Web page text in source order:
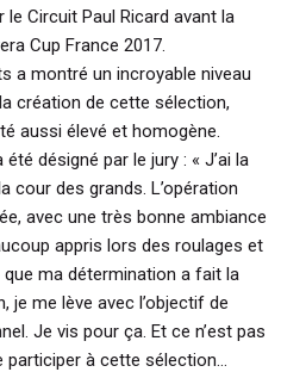
le Circuit Paul Ricard avant la
Cup France 2017.
a montré un incroyable niveau
création de cette sélection,
aussi élevé et homogène.
été désigné par le jury : « J’ai la
cour des grands. L’opération
avec une très bonne ambiance
appris lors des roulages et
ma détermination a fait la
je me lève avec l’objectif de
Je vis pour ça. Et ce n’est pas
participer à cette sélection…